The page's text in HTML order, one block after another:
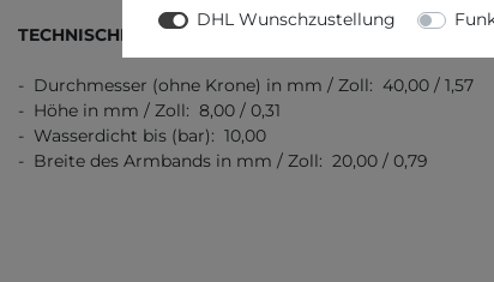
TECHNISCHE DATEN
- Durchmesser (ohne Krone) in mm / Zoll: 40,00 / 1,57
- Höhe in mm / Zoll: 8,00 / 0,31
- Wasserdicht bis (bar): 10,00
- Breite des Armbands in mm / Zoll: 20,00 / 0,79
DHL Wunschzustellung